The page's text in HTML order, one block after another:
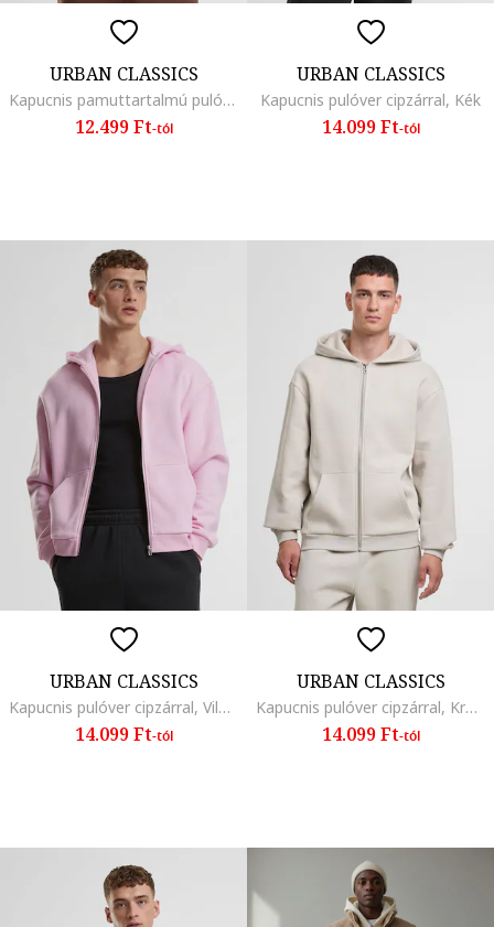
URBAN CLASSICS
Kapucnis pamuttartalmú pulóver kenguruzsebbel
12.499 Ft-tól
URBAN CLASSICS
Kapucnis pulóver cipzárral, Kék
14.099 Ft-tól
URBAN CLASSICS
Kapucnis pulóver cipzárral, Világos rózsaszín
14.099 Ft-tól
URBAN CLASSICS
Kapucnis pulóver cipzárral, Krémszín
14.099 Ft-tól